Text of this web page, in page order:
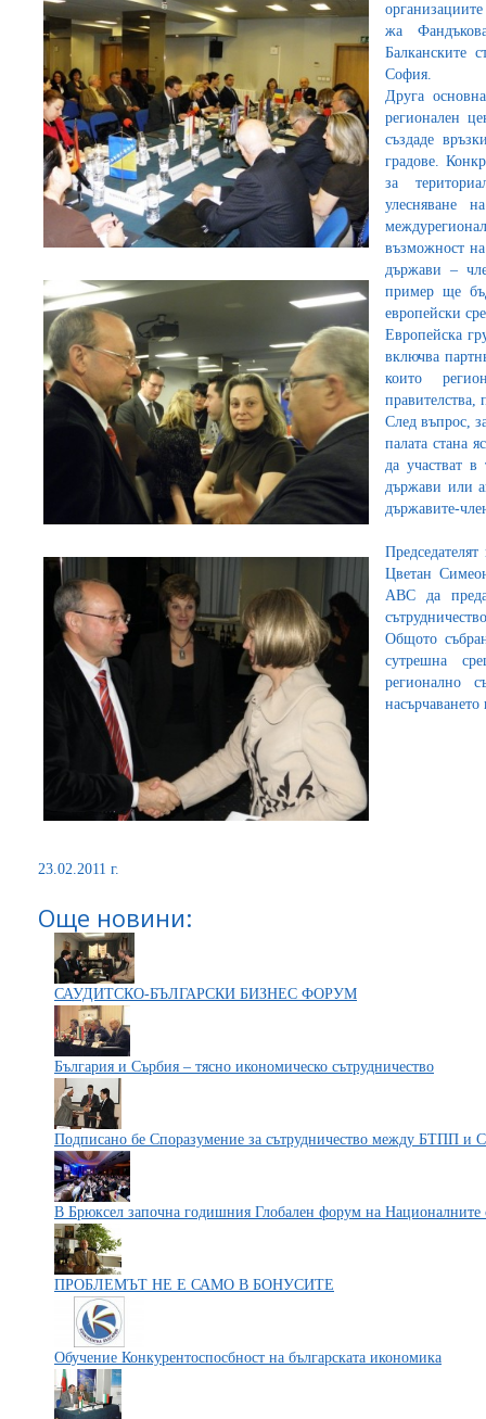
жа
Балканските
София.
Друга
регионален
създаде
градове.
за
улесняване
възможност
държави –
пример ще
европейски
Европейска
включва
които
След въпрос,
палата стана
да участват в
държави или
държавите-
Цветан
АВС да
Общото
сутрешна
регионално
23.02.2011 г.
Още новини:
САУДИТСКО-БЪЛГАРСКИ БИЗНЕС ФОРУМ
България и Сърбия – тясно икономическо сътрудничество
Подписано бе Споразумение за сътрудничество между БТПП и
В Брюксел започна годишния Глобален форум на Националните
ПРОБЛЕМЪТ НЕ E САМО В БОНУСИТЕ
Обучение Конкурентоспосбност на българската икономика